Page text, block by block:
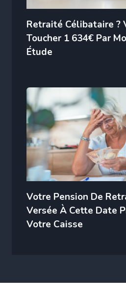
Retraité Célibataire ?
Toucher 1 634€ Par
Étude
Votre Pension De
Versée À Cette Date
Votre Caisse